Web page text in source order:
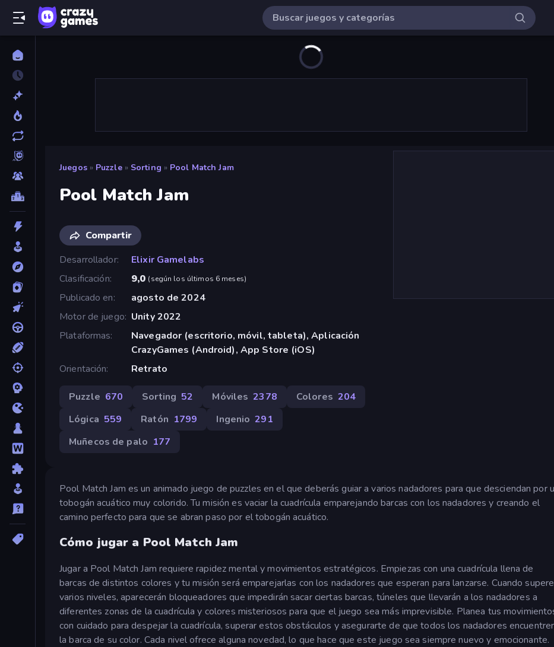
Juegos » Puzzle » Sorting » Pool Match Jam
Pool Match Jam
Compartir
Desarrollador
Elixir Gamelabs
Clasificación
9,0 (según los últimos 6 meses)
Publicado en
agosto de 2024
Motor de juego Unity 2022
Plataformas
Navegador (escritorio, móvil, tableta), Aplicación
CrazyGames (Android), App Store (iOS)
Orientación
Retrato
Puzzle 670 Sorting 52 Móviles 2378 Colores 204
Lógica 559 Ratón 1799 Ingenio 291
Muñecos de palo 177
Pool Match Jam es un animado juego de puzzles en el que deberás guiar a varios nadadores para que desciendan por
tobogán acuático muy colorido. Tu misión es vaciar la cuadrícula emparejando barcas con los nadadores y creando el
camino perfecto para que se abran paso por el tobogán acuático.
Cómo jugar a Pool Match Jam
Jugar a Pool Match Jam requiere rapidez mental y movimientos estratégicos. Empiezas con una cuadrícula llena de
barcas de distintos colores y tu misión será emparejarlas con los nadadores que esperan para lanzarse. Cuando
varios niveles, aparecerán bloqueadores que impedirán sacar ciertas barcas, túneles que llevarán a los nadadores a
diferentes zonas de la cuadrícula y colores misteriosos para que el juego sea más imprevisible. Planea tus
con cuidado para despejar la cuadrícula, superar estos obstáculos y asegurarte de que todos los nadadores
la barca de su color. Cada nivel ofrece alguna novedad, lo que hace que este juego sea siempre nuevo y emocionante.